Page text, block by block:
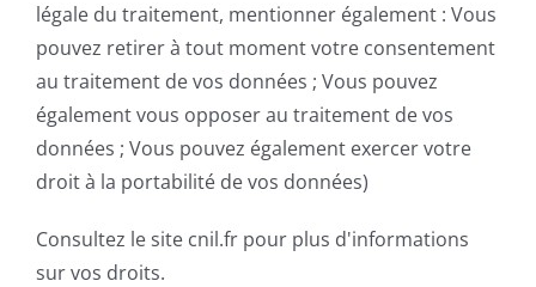
légale du traitement, mentionner également : Vous
pouvez retirer à tout moment votre consentement
au traitement de vos données ; Vous pouvez
également vous opposer au traitement de vos
données ; Vous pouvez également exercer votre
droit à la portabilité de vos données)
Consultez le site cnil.fr pour plus d'informations
sur vos droits.